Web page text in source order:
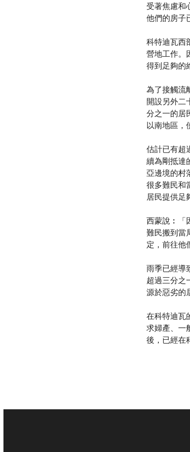
受著焦慮和
他們的房子
科特迪瓦西
營地工作。
得到足夠的
為了接觸流
開設另外二
分之一的居
以南地區，
估計已有超
續為剛抵達
亞邊境的村
很多難民和
居民提供足
西蒙說︰「
難民搬到當
定，前往他
雨季已經導
超過三分之
源於惡劣的
在科特迪瓦
求婦產、一
後，已經在